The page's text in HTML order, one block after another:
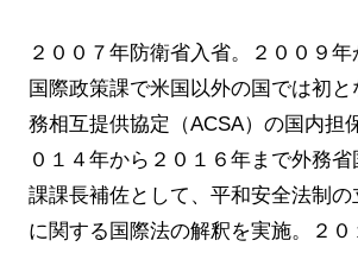
２００７年防衛省入省。２００９
国際政策課で米国以外の国では初
務相互提供協定（ACSA）の国内担
０１４年から２０１６年まで外務
課課長補佐として、平和安全法制
に関する国際法の解釈を実施。２０